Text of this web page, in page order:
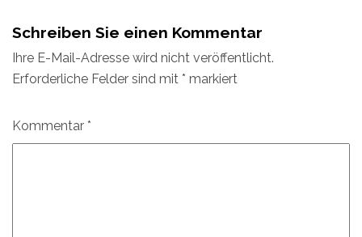
Schreiben Sie einen Kommentar
Ihre E-Mail-Adresse wird nicht veröffentlicht.
Erforderliche Felder sind mit * markiert
Kommentar *